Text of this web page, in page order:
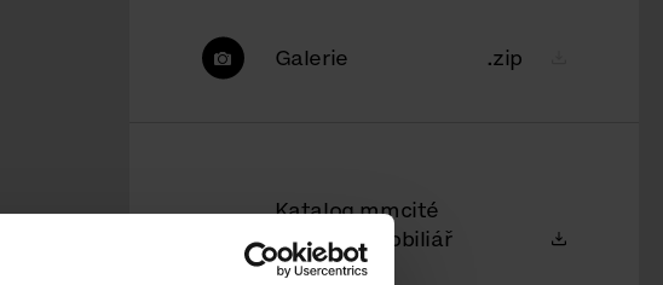
Galerie .zip
Katalog mmcité
městský mobiliář
2026/27